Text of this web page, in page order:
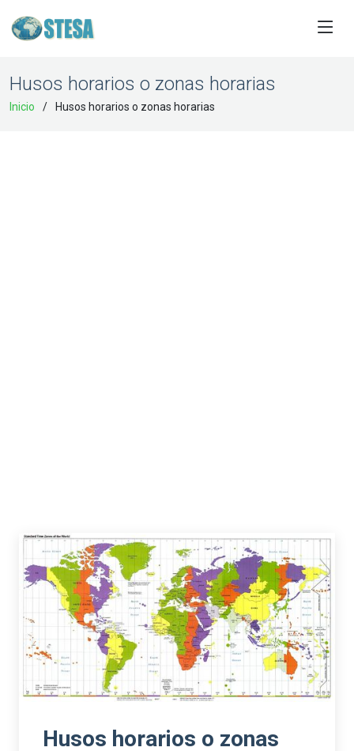
Husos horarios o zonas horarias
Inicio Husos horarios o zonas horarias
Husos horarios o zonas